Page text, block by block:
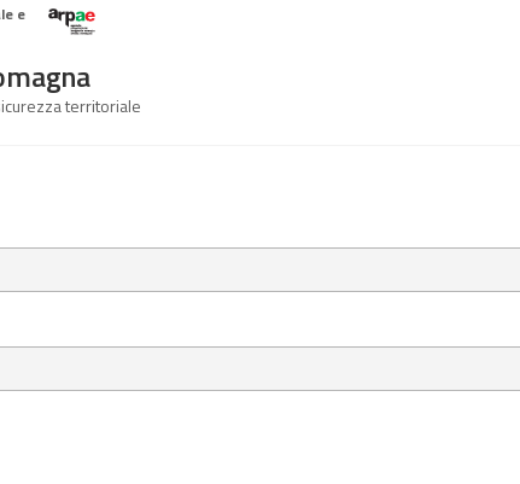
e
Logo Arpae
territoriale